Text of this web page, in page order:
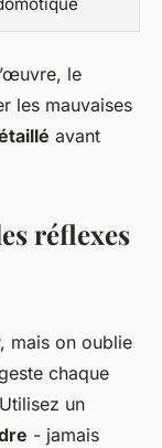
le
les mauvaises
avant
réflexes
mais on oublie
chaque
un
- jamais